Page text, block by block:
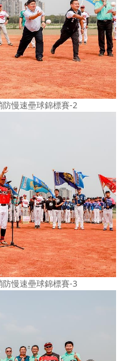
慢速壘球錦標賽-2
慢速壘球錦標賽-3